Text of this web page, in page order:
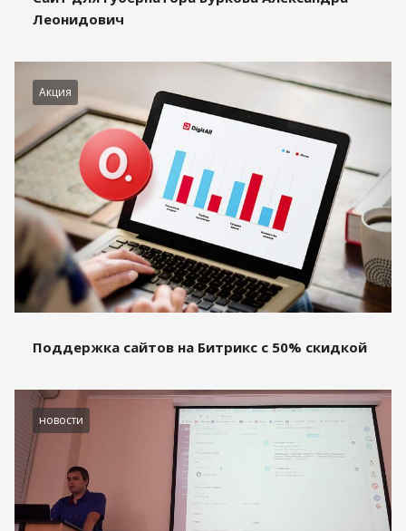
Леонидович
Акция
Поддержка сайтов на Битрикс с 50% скидкой
новости